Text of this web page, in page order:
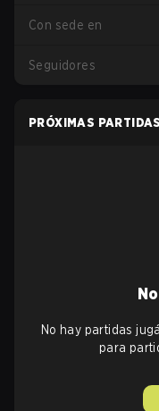
Con sede en
Seguidores
PRÓXIMAS PARTIDAS
No hay partidas
para